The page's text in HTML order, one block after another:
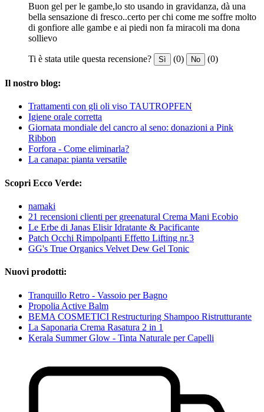
Buon gel per le gambe,lo sto usando in gravidanza, dà una
bella sensazione di fresco..certo per chi come me soffre molto
di gonfiore alle gambe e ai piedi non fa miracoli ma dona
sollievo
Ti è stata utile questa recensione? Sì (0) No (0)
Il nostro blog:
Trattamenti con gli oli viso TAUTROPFEN
Igiene orale corretta
Giornata mondiale del cancro al seno: donazioni a Pink
Ribbon
Forfora - Come eliminarla?
La canapa: pianta versatile
Scopri Ecco Verde:
namaki
21 recensioni clienti per greenatural Crema Mani Ecobio
Le Erbe di Janas Elisir Idratante & Pacificante
Patch Occhi Rimpolpanti Effetto Lifting nr.3
GG's True Organics Velvet Dew Gel Tonic
Nuovi prodotti:
Tranquillo Retro - Vassoio per Bagno
Propolia Active Balm
BEMA COSMETICI Restructuring Shampoo Ristrutturante
La Saponaria Crema Rasatura 2 in 1
Kerala Summer Glow - Tinta Naturale per Capelli